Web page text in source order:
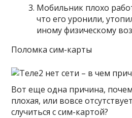
Мобильник плохо
что его уронили,
иному физическому
Поломка сим-карты
Вот еще одна причина,
плохая, или вовсе
случиться с сим-картой?